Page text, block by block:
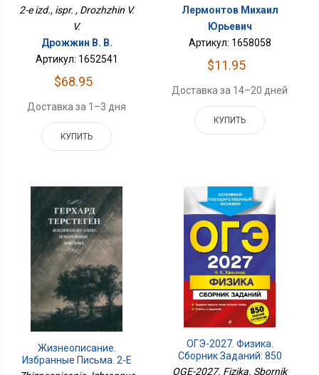
2-e izd., ispr. , Drozhzhin V.
V.
Дрожжин В. В.
Артикул: 1652541
$68.95
Доставка за 1–3 дня
КУПИТЬ
Лермонтов Михаил
Юрьевич
Артикул: 1658058
$11.95
Доставка за 14–20 дней
КУПИТЬ
Жизнеописание.
Избранные Письма. 2-Е
Изд., Испр
ОГЭ-2027. Физика.
Сборник Заданий: 850
Заданий С Ответами
OGE-2027. Fizika. Sbornik